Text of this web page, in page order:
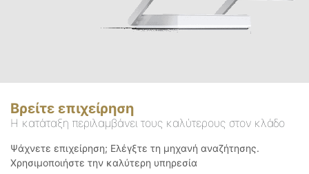
Βρείτε επιχείρηση
Η κατάταξη περιλαμβάνει τους καλύτερους στον κλάδο
Ψάχνετε επιχείρηση; Ελέγξτε τη μηχανή αναζήτησης.
Χρησιμοποιήστε την καλύτερη υπηρεσία